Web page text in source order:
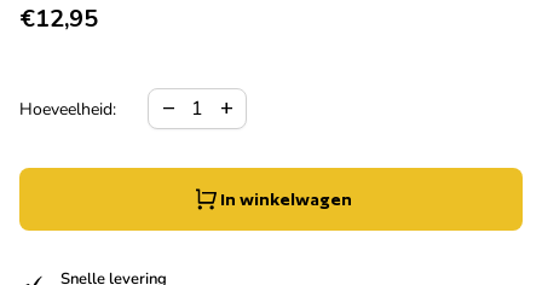
Normale prijs
€12,95
Hoeveelheid:
Hoeveelheid verlagen voor
remove
Verhoog de hoeveelheid voor
add
In winkelwagen
Snelle levering